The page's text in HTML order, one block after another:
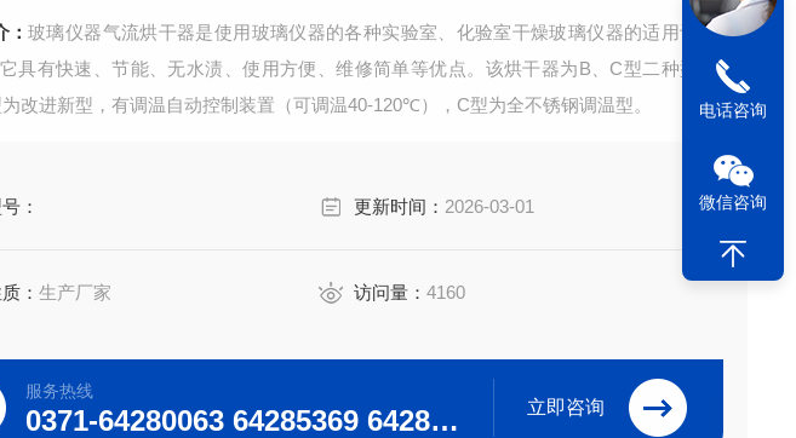
：玻璃仪器气流烘干器是使用玻璃仪器的各种实验室、化验室干燥玻璃仪器的适用设
具有快速、节能、无水渍、使用方便、维修简单等优点。该烘干器为B、C型二种型
改进新型，有调温自动控制装置（可调温40-120℃），C型为全不锈钢调温型。
： 更新时间： 2026-03-01
：生产厂家 访问量：4160
服务热线
0371-64280063 64285369 64285222 立即咨询
电话咨询
微信咨询